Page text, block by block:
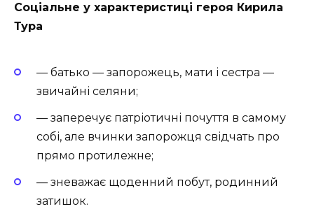
Соціальне у характеристиці героя Кирила
Тура
— батько — запорожець, мати і сестра —
звичайні селяни;
— заперечує патріотичні почуття в самому
собі, але вчинки запорожця свідчать про
прямо протилежне;
— зневажає щоденний побут, родинний
затишок.